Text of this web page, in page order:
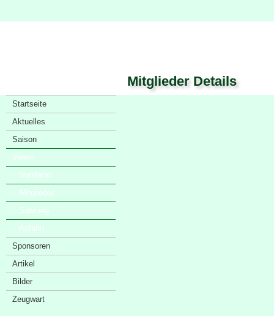
Mitglieder Details
Startseite
Aktuelles
Saison
Verein
· Vorstand
· Mitglieder
· Satzung
· Anfahrt
Sponsoren
Artikel
Bilder
Zeugwart